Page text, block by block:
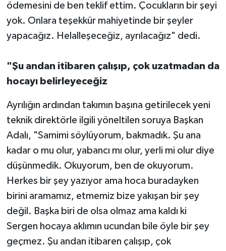
ödemesini de ben teklif ettim. Çocukların bir şeyi
yok. Onlara teşekkür mahiyetinde bir şeyler
yapacağız. Helalleşeceğiz, ayrılacağız" dedi.
"Şu andan itibaren çalışıp, çok uzatmadan da
hocayı belirleyeceğiz
Ayrılığın ardından takımın başına getirilecek yeni
teknik direktörle ilgili yöneltilen soruya Başkan
Adalı, "Samimi söylüyorum, bakmadık. Şu ana
kadar o mu olur, yabancı mı olur, yerli mi olur diye
düşünmedik. Okuyorum, ben de okuyorum.
Herkes bir şey yazıyor ama hoca buradayken
birini aramamız, etmemiz bize yakışan bir şey
değil. Başka biri de olsa olmaz ama kaldı ki
Sergen hocaya aklımın ucundan bile öyle bir şey
geçmez. Şu andan itibaren çalışıp, çok